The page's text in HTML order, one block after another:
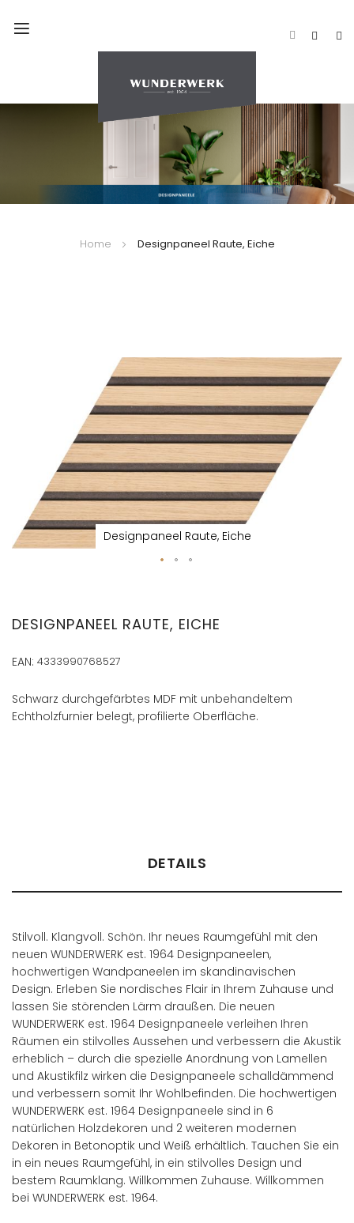
Home Designpaneel Raute, Eiche
Designpaneel Raute, Eiche
der
Bildergalerie
DESIGNPANEEL RAUTE, EICHE
EAN: 4333990768527
Schwarz durchgefärbtes MDF mit unbehandeltem
Echtholzfurnier belegt, profilierte Oberfläche.
DETAILS
Stilvoll. Klangvoll. Schön. Ihr neues Raumgefühl mit den
neuen WUNDERWERK est. 1964 Designpaneelen,
hochwertigen Wandpaneelen im skandinavischen
Design. Erleben Sie nordisches Flair in Ihrem Zuhause und
lassen Sie störenden Lärm draußen. Die neuen
WUNDERWERK est. 1964 Designpaneele verleihen Ihren
Räumen ein stilvolles Aussehen und verbessern die Akustik
erheblich – durch die spezielle Anordnung von Lamellen
und Akustikfilz wirken die Designpaneele schalldämmend
und verbessern somit Ihr Wohlbefinden. Die hochwertigen
WUNDERWERK est. 1964 Designpaneele sind in 6
natürlichen Holzdekoren und 2 weiteren modernen
Dekoren in Betonoptik und Weiß erhältlich. Tauchen Sie ein
in ein neues Raumgefühl, in ein stilvolles Design und
bestem Raumklang. Willkommen Zuhause. Willkommen
bei WUNDERWERK est. 1964.